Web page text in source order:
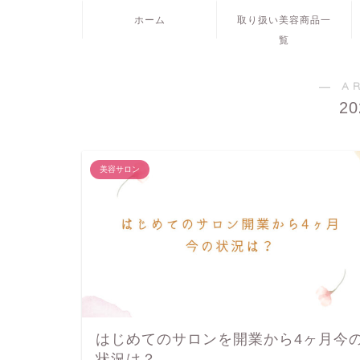
ホーム
取り扱い美容商品一
覧
―
美容サロン
はじめてのサロンを開業から4ヶ月今